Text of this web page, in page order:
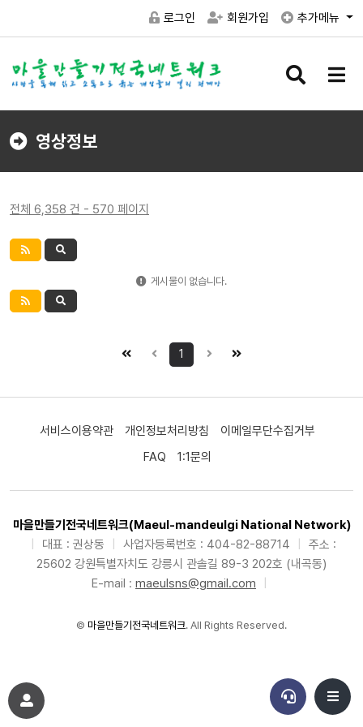
로그인 회원가입 추가메뉴
검
버
메
버
영상정보
전체 6,358 건 - 570 페이지
게시물이 없습니다.
1
서비스이용약관 개인정보처리방침
이메일무단수집거부
FAQ
1:1문의
마을만들기전국네트워크(Maeul-mandeulgi National Network)
대표 : 권상동 사업자등록번호 : 404-82-88714
주소 :
25602 강원특별자치도 강릉시 관솔길 89-3 202호 (내곡동)
E-mail : maeulsns@gmail.com
© 마을만들기전국네트워크. All Rights Reserved.